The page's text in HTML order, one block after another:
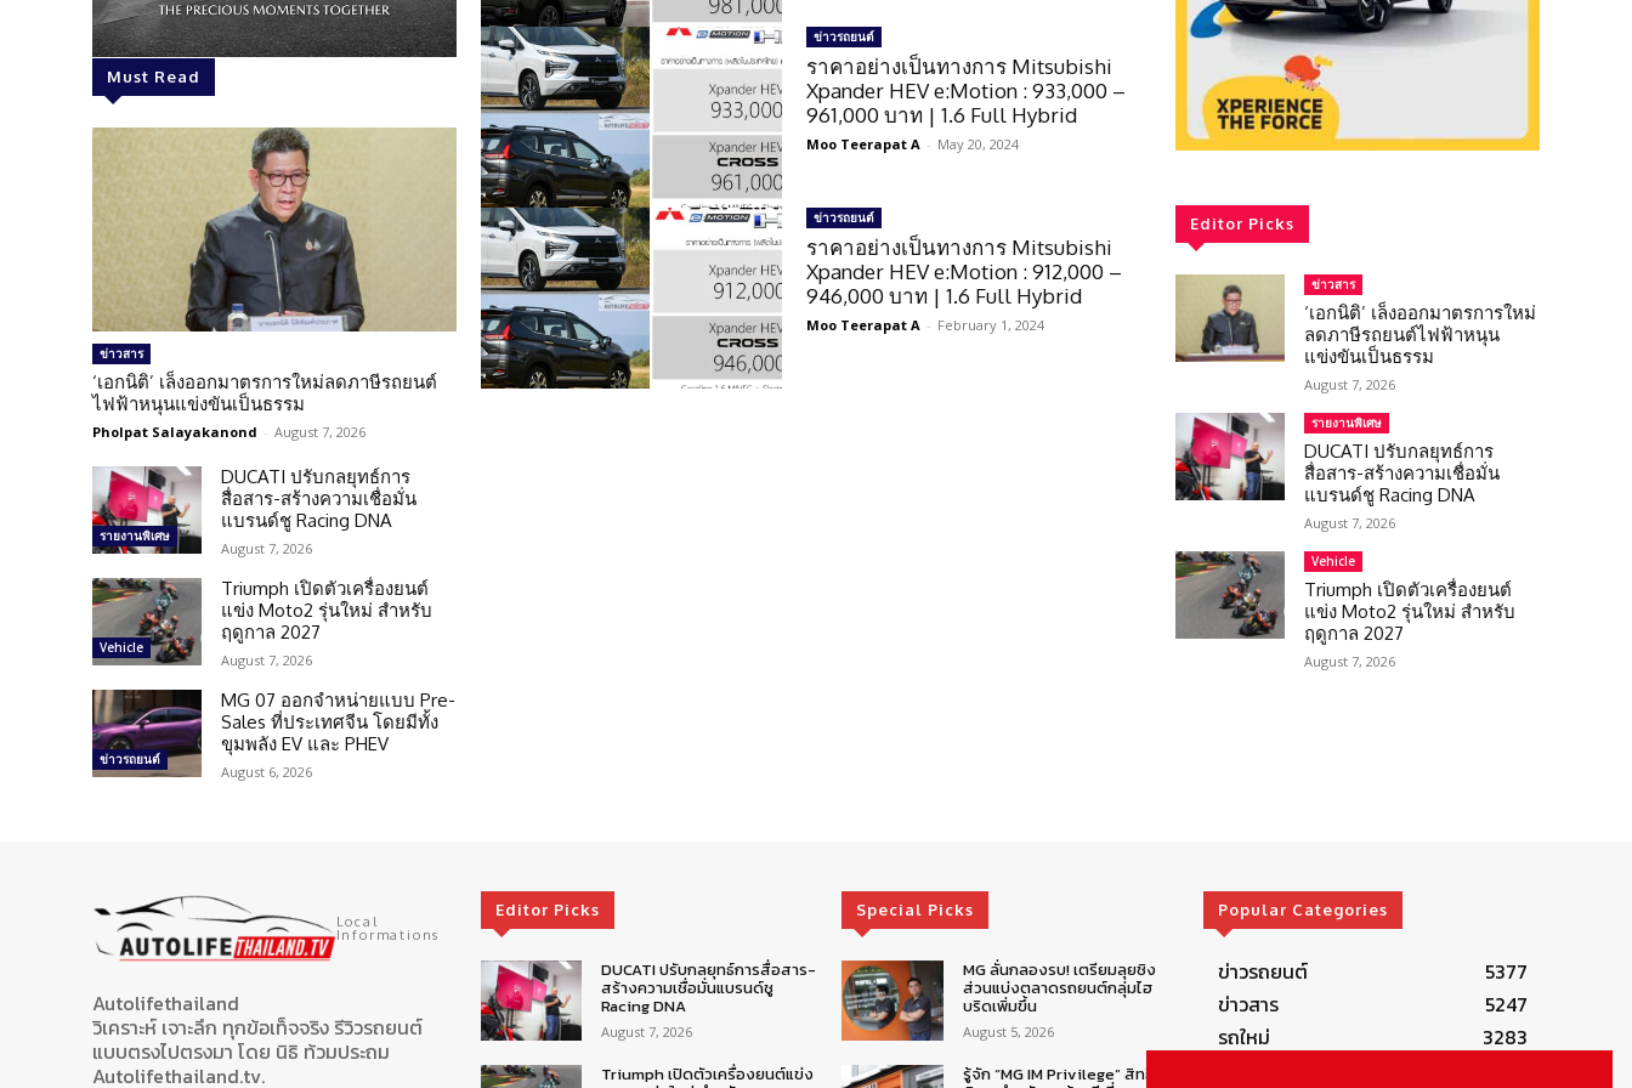
Must Read
ข่าวสาร
‘เอกนิติ’ เล็งออกมาตรการใหม่ลดภาษีรถยนต์
ไฟฟ้าหนุนแข่งขันเป็นธรรม
Pholpat Salayakanond - August 7, 2026
รายงานพิเศษ
DUCATI ปรับกลยุทธ์การ
สื่อสาร-สร้างความเชื่อมั่น
แบรนด์ชู Racing DNA
August 7, 2026
Vehicle
Triumph เปิดตัวเครื่องยนต์
แข่ง Moto2 รุ่นใหม่ สำหรับ
ฤดูกาล 2027
August 7, 2026
ข่าวรถยนต์
MG 07 ออกจำหน่ายแบบ Pre-
Sales ที่ประเทศจีน โดยมีทั้ง
ขุมพลัง EV และ PHEV
August 6, 2026
ข่าวรถยนต์
ราคาอย่างเป็นทางการ Mitsubishi
Xpander HEV e:Motion : 933,000 –
961,000 บาท | 1.6 Full Hybrid
Moo Teerapat A - May 20, 2024
ข่าวรถยนต์
ราคาอย่างเป็นทางการ Mitsubishi
Xpander HEV e:Motion : 912,000 –
946,000 บาท | 1.6 Full Hybrid
Moo Teerapat A - February 1, 2024
Editor Picks
ข่าวสาร
‘เอกนิติ’ เล็งออกมาตรการใหม่
ลดภาษีรถยนต์ไฟฟ้าหนุน
แข่งขันเป็นธรรม
August 7, 2026
รายงานพิเศษ
DUCATI ปรับกลยุทธ์การ
สื่อสาร-สร้างความเชื่อมั่น
แบรนด์ชู Racing DNA
August 7, 2026
Vehicle
Triumph เปิดตัวเครื่องยนต์
แข่ง Moto2 รุ่นใหม่ สำหรับ
ฤดูกาล 2027
August 7, 2026
Local
Informations
Autolifethailand
วิเคราะห์ เจาะลึก ทุกข้อเท็จจริง รีวิวรถยนต์
แบบตรงไปตรงมา โดย นิธิ ท้วมประถม
Autolifethailand.tv.
Editor Picks
DUCATI ปรับกลยุทธ์การสื่อสาร-
สร้างความเชื่อมั่นแบรนด์ชู
Racing DNA
August 7, 2026
Triumph เปิดตัวเครื่องยนต์แข่ง
Special Picks
MG ลั่นกลองรบ! เตรียมลุยชิง
ส่วนแบ่งตลาดรถยนต์กลุ่มไฮ
บริดเพิ่มขึ้น
August 5, 2026
รู้จัก “MG IM Privilege” สิทธิ
Popular Categories
ข่าวรถยนต์
5377
ข่าวสาร
5247
รถใหม่
3283